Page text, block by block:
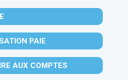
PAIE
AUX COMPTES